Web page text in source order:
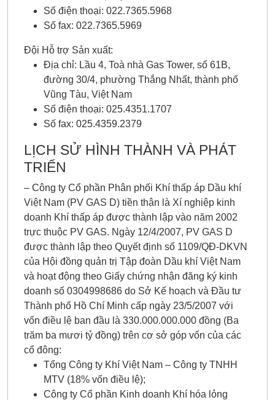
Số điện thoại: 022.7365.5968
Số fax: 022.7365.5969
Đội Hỗ trợ Sản xuất:
Địa chỉ: Lầu 4, Toà nhà Gas Tower, số 61B,
đường 30/4, phường Thắng Nhất, thành phố
Vũng Tàu, Việt Nam
Số điện thoại: 025.4351.1707
Số fax: 025.4359.2379
LỊCH SỬ HÌNH THÀNH VÀ PHÁT
TRIỂN
– Công ty Cổ phần Phân phối Khí thấp áp Dầu khí
Việt Nam (PV GAS D) tiền thân là Xí nghiệp kinh
doanh Khí thấp áp được thành lập vào năm 2002
trực thuộc PV GAS. Ngày 12/4/2007, PV GAS D
được thành lập theo Quyết định số 1109/QĐ-DKVN
của Hội đồng quản trị Tập đoàn Dầu khí Việt Nam
và hoạt động theo Giấy chứng nhận đăng ký kinh
doanh số 0304998686 do Sở Kế hoạch và Đầu tư
Thành phố Hồ Chí Minh cấp ngày 23/5/2007 với
vốn điều lệ ban đầu là 330.000.000.000 đồng (Ba
trăm ba mươi tỷ đồng) trên cơ sở góp vốn của các
cổ đông:
Tổng Công ty Khí Việt Nam – Công ty TNHH
MTV (18% vốn điều lệ);
Công ty Cổ phần Kinh doanh Khí hóa lỏng